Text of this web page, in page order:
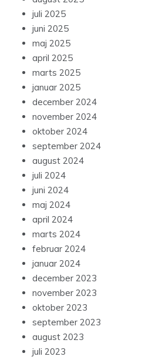
juli 2025
juni 2025
maj 2025
april 2025
marts 2025
januar 2025
december 2024
november 2024
oktober 2024
september 2024
august 2024
juli 2024
juni 2024
maj 2024
april 2024
marts 2024
februar 2024
januar 2024
december 2023
november 2023
oktober 2023
september 2023
august 2023
juli 2023